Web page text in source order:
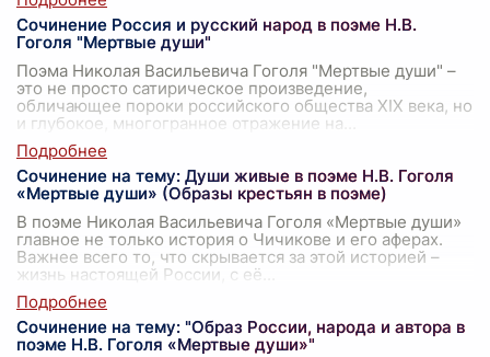
Сочинение Россия и русский народ в поэме Н.В.
Гоголя "Мертвые души"
Поэма Николая Васильевича Гоголя "Мертвые души" –
это не просто сатирическое произведение,
обличающее пороки российского общества XIX века, но
и глубокое, многогранное отражение на
Сочинение на тему: Души живые в поэме Н.В. Гоголя
«Мертвые души» (Образы крестьян в поэме)
В поэме Николая Васильевича Гоголя «Мертвые души»
главное не только история о Чичикове и его аферах.
Важнее всего то, что скрывается за этой историей –
жизнь настоящей России, с её
Сочинение на тему: "Образ России, народа и автора в
поэме Н.В. Гоголя «Мертвые души»"